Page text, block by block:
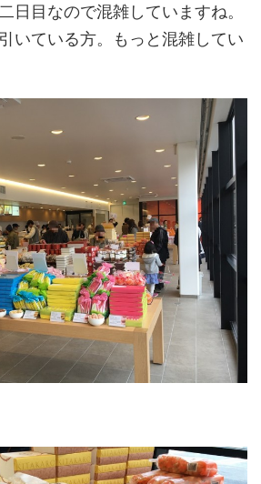
日目なので混雑していますね。
いている方。もっと混雑してい